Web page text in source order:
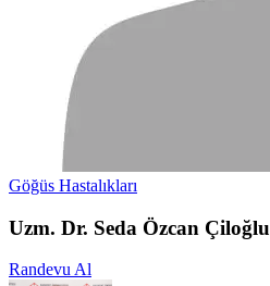
Göğüs Hastalıkları
Uzm. Dr. Seda Özcan Çiloğlu
Randevu Al